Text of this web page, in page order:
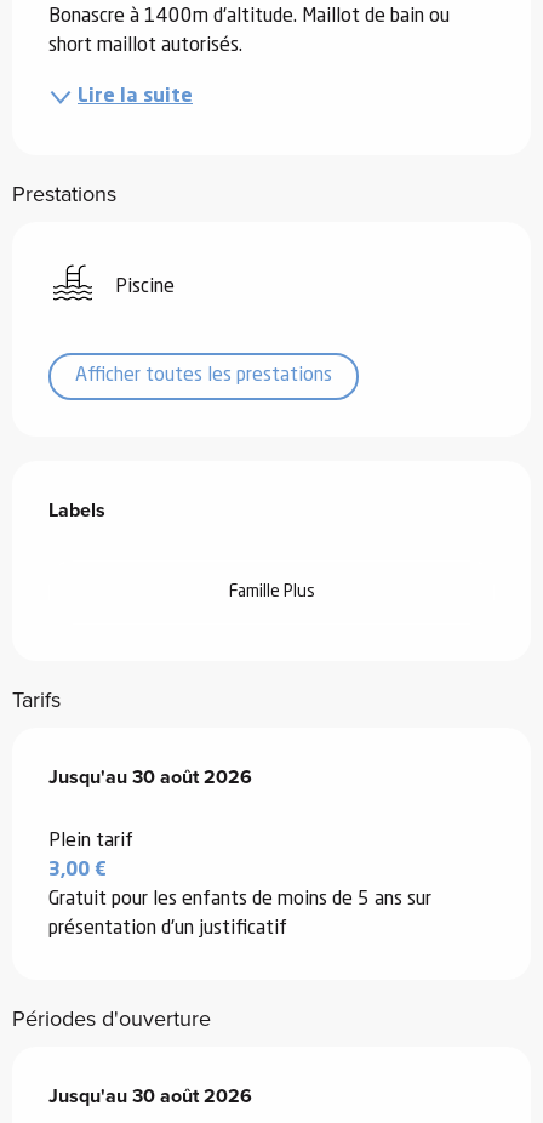
Bonascre à 1400m d'altitude. Maillot de bain ou
short maillot autorisés.
Lire la suite
Prestations
Piscine
Afficher toutes les prestations
Labels
Labels
Famille Plus
Tarifs
Du4 juillet 2026au30 août 2026
Jusqu'au30 août 2026
Plein tarif
3,00 €
Gratuit pour les enfants de moins de 5 ans sur
présentation d'un justificatif
Périodes d'ouverture
Du4 juillet 2026au30 août 2026
Jusqu'au30 août 2026